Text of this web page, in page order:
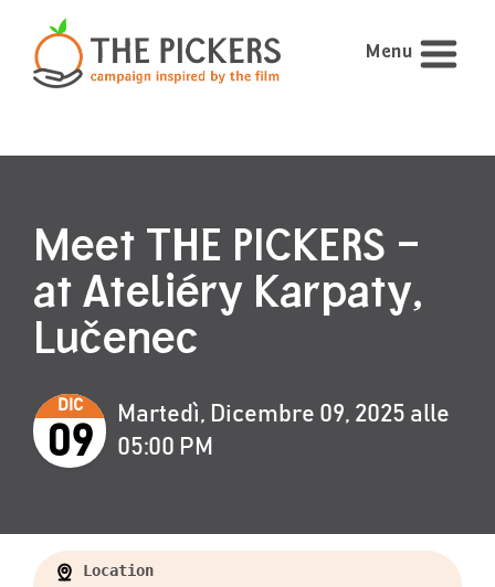
Menu
Meet THE PICKERS –
at Ateliéry Karpaty,
Lučenec
DIC
09
Martedì, Dicembre 09, 2025 alle
05:00 PM
Location